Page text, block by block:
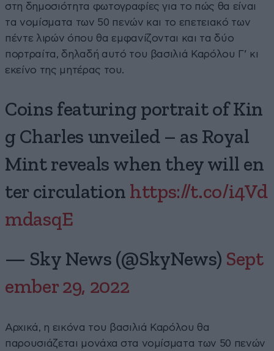
στη δημοσιότητα φωτογραφίες για το πώς θα είναι
τα νομίσματα των 50 πενών και το επετειακό των
πέντε λιρών όπου θα εμφανίζονται και τα δύο
πορτραίτα, δηλαδή αυτό του βασιλιά Καρόλου Γ’ κι
εκείνο της μητέρας του.
Coins featuring portrait of Kin
g Charles unveiled – as Royal
Mint reveals when they will en
ter circulation https://t.co/i4Vd
mdasqE
— Sky News (@SkyNews) Sept
ember 29, 2022
Αρχικά, η εικόνα του βασιλιά Καρόλου θα
παρουσιάζεται μονάχα στα νομίσματα των 50 πενών